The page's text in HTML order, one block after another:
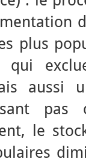
plus
qui
aussi
pas
le